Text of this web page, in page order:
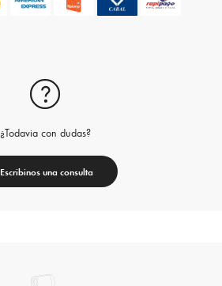
¿Todavia con dudas?
Escribinos una consulta